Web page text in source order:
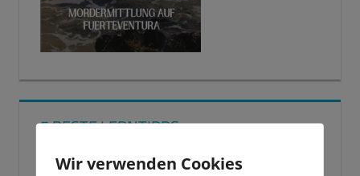
5 BESTE LERNTIPPS
Video-
Wir verwenden Cookies